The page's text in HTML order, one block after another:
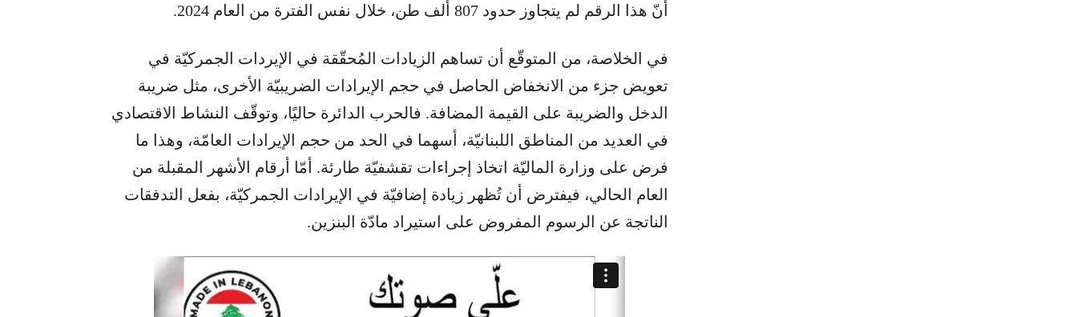
أنّ هذا الرقم لم يتجاوز حدود 807 ألف طن، خلال نفس الفترة من العام 2024.
في الخلاصة، من المتوقّع أن تساهم الزيادات المُحقّقة في الإيردات الجمركيّة في
تعويض جزء من الانخفاض الحاصل في حجم الإيرادات الضريبيّة الأخرى، مثل ضريبة
الدخل والضريبة على القيمة المضافة. فالحرب الدائرة حاليًا، وتوقّف النشاط الاقتصادي
في العديد من المناطق اللبنانيّة، أسهما في الحد من حجم الإيرادات العامّة، وهذا ما
فرض على وزارة الماليّة اتخاذ إجراءات تقشفيّة طارئة. أمّا أرقام الأشهر المقبلة من
العام الحالي، فيفترض أن تُظهر زيادة إضافيّة في الإيرادات الجمركيّة، بفعل التدفقات
الناتجة عن الرسوم المفروض على استيراد مادّة البنزين.